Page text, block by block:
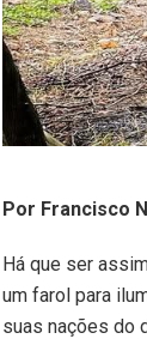
Por Francisco
Há que ser
um farol para
suas nações do